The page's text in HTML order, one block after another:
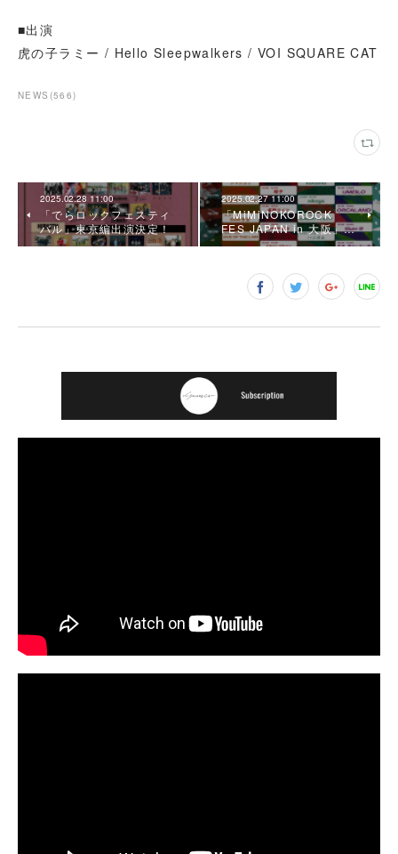
■出演
虎の子ラミー / Hello Sleepwalkers / VOI SQUARE CAT
NEWS (566)
2025.02.28 11:00
「でらロックフェスティ
バル」東京編出演決定！
2025.02.27 11:00
「MiMiNOKOROCK
FES JAPAN in 大阪」…